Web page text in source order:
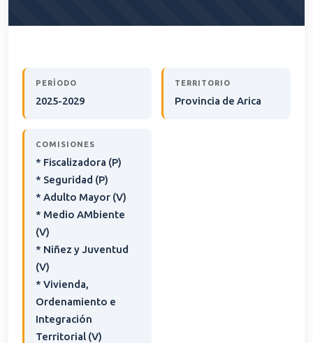
PERÍODO
2025-2029
TERRITORIO
Provincia de Arica
COMISIONES
* Fiscalizadora (P)
* Seguridad (P)
* Adulto Mayor (V)
* Medio AMbiente
(V)
* Niñez y Juventud
(V)
* Vivienda,
Ordenamiento e
Integración
Territorial (V)